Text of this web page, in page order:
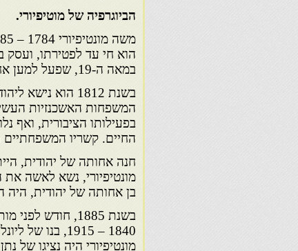
הביוגרפיה של מוטיפיורי.
הוא חי עד לפטירתו, ועסק
במאה ה-19, שפעל למען אחיו היהודים באנגליה ומחוצה לה.
המשפחות האשכנזיות
בפעילותו הציבורית, ואף
החיים. קשריו המשפחתיים
חנה אחותה של יהודית,
מונטיפיורי, נשא לאשה את
בן אחותה של יהודית, היה היהודי
בשנת 1885, חודש
1840 – 1915,